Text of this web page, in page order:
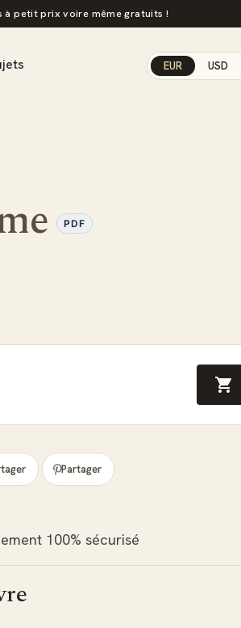
à petit prix voire même gratuits !
EUR USD
PDF

Partager
100% sécurisé